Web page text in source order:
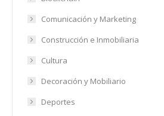
Comunicación y Marketing
Construcción e Inmobiliaria
Cultura
Decoración y Mobiliario
Deportes